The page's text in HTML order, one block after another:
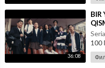
36:08
⁣⁣BIR
100